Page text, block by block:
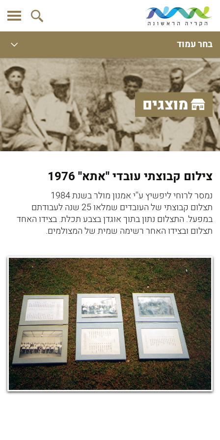
בחר עמוד
מוצגים
צילום קבוצתי עובדי ''אתא'' 1976
נמסר לרוחי ליפשיץ ע''י אמנון מולר בשנת 1984
תצלום קבוצתי של העובדים שמלאו 25 שנה לעבודתם
במפעל. התצלום נתון בתוך אוגדן בצבע תכלת. בצידו האחד
תצלום ובצידו האחר רשימה שמית של המצולמים.